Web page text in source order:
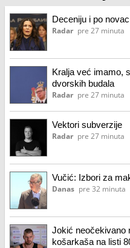
Deceniju i po
Radar pre 27 minuta
Kralja već imamo,
dvorskih budala
Radar pre 27 minuta
Vektori subverzije
Radar pre 27 minuta
Vučić: Izbori za
Danas pre 32 minuta
Jokić neočekivano
košarkaša na listi